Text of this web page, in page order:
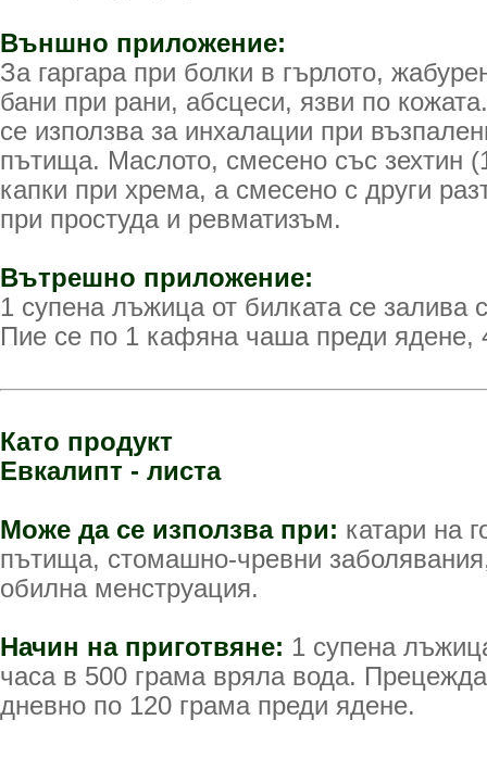
Външно приложение:
За гаргара при болки в гърлото,
бани при рани, абсцеси, язви по
се използва за инхалации при
пътища. Маслото, смесено със зехтин
капки при хрема, а смесено с други
при простуда и ревматизъм.
Вътрешно приложение:
1 супена лъжица от билката се залива
Пие се по 1 кафяна чаша преди ядене,
Като продукт
Евкалипт - листа
Може да се използва при: катари на
пътища, стомашно-чревни
обилна менструация.
Начин на приготвяне: 1 супена
часа в 500 грама вряла вода.
дневно по 120 грама преди ядене.